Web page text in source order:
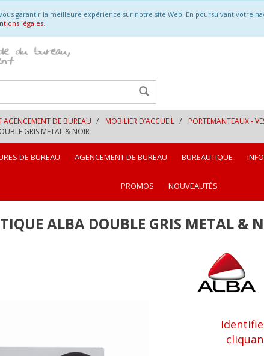
garantir la meilleure expérience sur notre site Web. En poursuivant votre
légales.
AGENCEMENT DE BUREAU MOBILIER D’ACCUEIL
PORTEMANTEAUX -
GRIS METAL & NOIR
DE BUREAU AGENCEMENT DE BUREAU BUREAUTIQUE
PROMOS NOUVEAUTÉS
ALBA DOUBLE GRIS METAL &